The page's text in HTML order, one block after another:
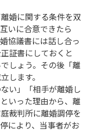
婚に関する条件を双
いに合意できたら
協議書には話し合っ
証書にしておくと
しょう。その後「離
します。
い」「相手が離婚し
いった理由から、離
裁判所に離婚調停を
により、当事者がお